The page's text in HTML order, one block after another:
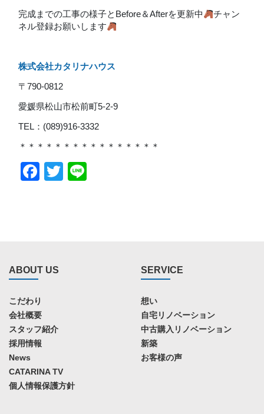
完成までの工事の様子とBefore＆Afterを更新中
チャン
ネル登録お願いします
株式会社カタリナハウス
〒790-0812
愛媛県松山市松前町5-2-9
TEL：(089)916-3332
＊＊＊＊＊＊＊＊＊＊＊＊＊＊＊＊
Facebook
Twitter
ABOUT US
こだわり
会社概要
スタッフ紹介
採用情報
News
CATARINA TV
個人情報保護方針
SERVICE
想い
自宅リノベーション
中古購入リノベーション
新築
お客様の声